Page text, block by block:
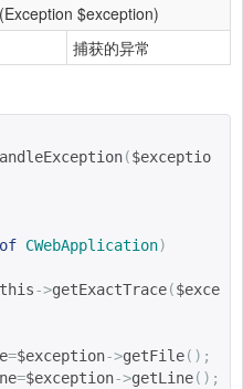
(Exception $exception)
捕获的异常
($exceptio
CWebApplication)
->getExactTrace($exce
=$exception->getFile();
=$exception->getLine();